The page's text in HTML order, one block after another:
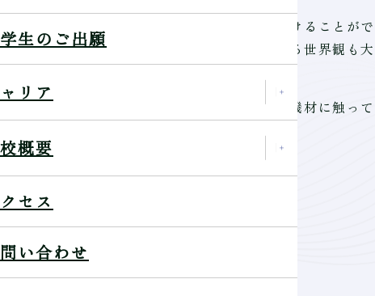
生のご出願
リア
概要
セス
い合わせ
験をしながら自分にぴったりの機材をみつけることが
用する機材によって、写真や映像として写る世界観も
ラ・レンズをみつけたい」「いろんな最新機材に触っ